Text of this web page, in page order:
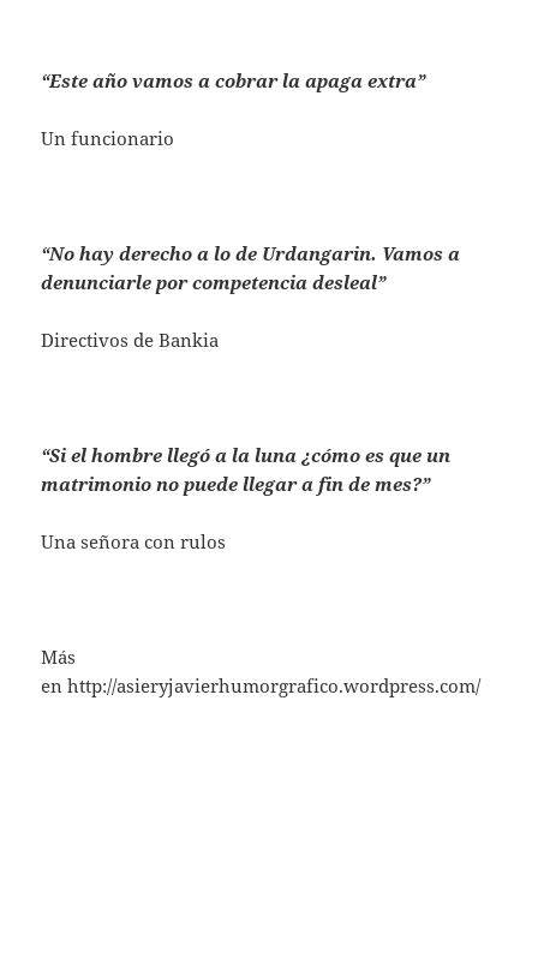
“Este año vamos a cobrar la apaga extra”
Un funcionario
“No hay derecho a lo de Urdangarin. Vamos a
denunciarle por competencia desleal”
Directivos de Bankia
“Si el hombre llegó a la luna ¿cómo es que un
matrimonio no puede llegar a fin de mes?”
Una señora con rulos
Más
en http://asieryjavierhumorgrafico.wordpress.com/